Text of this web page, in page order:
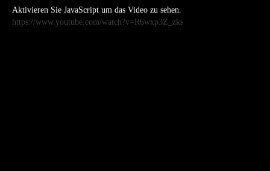
Aktivieren Sie JavaScript um das Video zu sehen.
https://www.youtube.com/watch?v=R6wxp3Z_zks